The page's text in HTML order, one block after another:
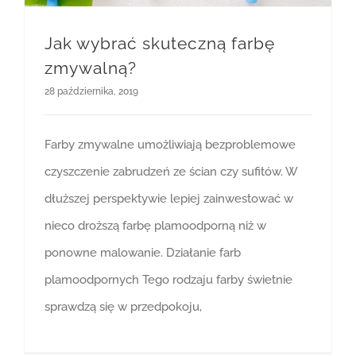
Jak wybrać skuteczną farbę
zmywalną?
28 października, 2019
Farby zmywalne umożliwiają bezproblemowe
czyszczenie zabrudzeń ze ścian czy sufitów. W
dłuższej perspektywie lepiej zainwestować w
nieco droższą farbę plamoodporną niż w
ponowne malowanie. Działanie farb
plamoodpornych Tego rodzaju farby świetnie
sprawdzą się w przedpokoju,